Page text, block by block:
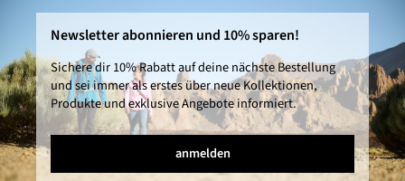
Newsletter abonnieren und 10% sparen!
Sichere dir 10% Rabatt auf deine nächste Bestellung
und sei immer als erstes über neue Kollektionen,
Produkte und exklusive Angebote informiert.
anmelden